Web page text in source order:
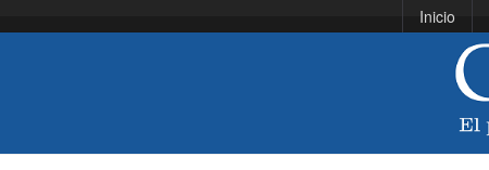
Inicio